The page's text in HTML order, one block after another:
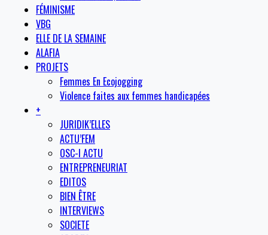
FÉMINISME
VBG
ELLE DE LA SEMAINE
ALAFIA
PROJETS
Femmes En Ecojogging
Violence faites aux femmes handicapées
+
JURIDIK’ELLES
ACTU’FEM
OSC-I ACTU
ENTREPRENEURIAT
EDITOS
BIEN ÊTRE
INTERVIEWS
SOCIETE